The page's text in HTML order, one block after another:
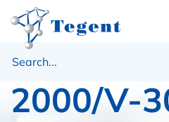
phân
2000/V-